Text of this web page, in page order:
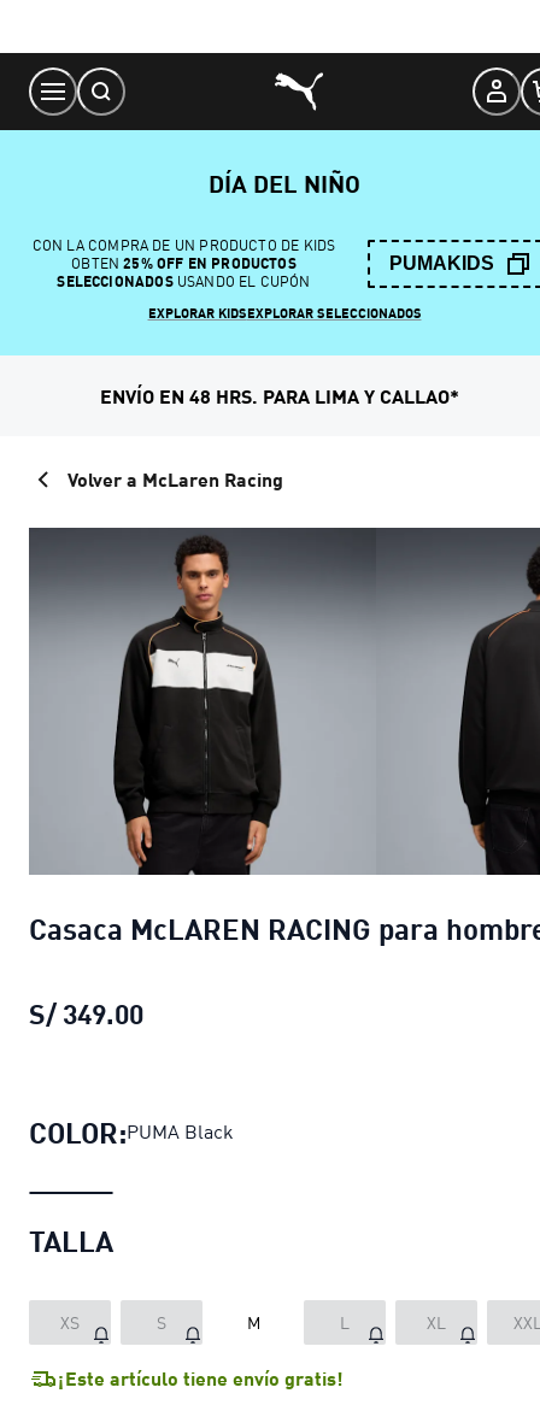
Content
DÍA DEL NIÑO
CON LA COMPRA DE UN PRODUCTO DE KIDS
OBTEN 25% OFF EN PRODUCTOS
SELECCIONADOSUSANDO EL CUPÓN
PUMAKIDS
EXPLORAR KIDSEXPLORAR SELECCIONADOS
ENVÍO EN 48 HRS. PARA LIMA Y CALLAO*
Volver a McLaren Racing
Casaca McLAREN RACING para
S/ 349.00
COLOR:PUMA Black
TALLA
XS S M L XL
¡Este artículo tiene envío gratis!